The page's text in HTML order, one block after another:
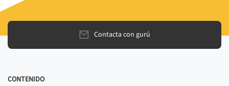
Contacta con gurú
CONTENIDO